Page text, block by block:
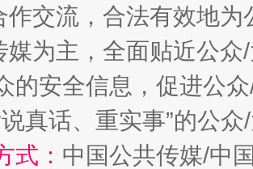
窑火 生生不息 一
作交流，合法有效地
媒为主，全面贴近公
的安全信息，促进公
说真话、重实事”的公
式： 中国公共传媒/中